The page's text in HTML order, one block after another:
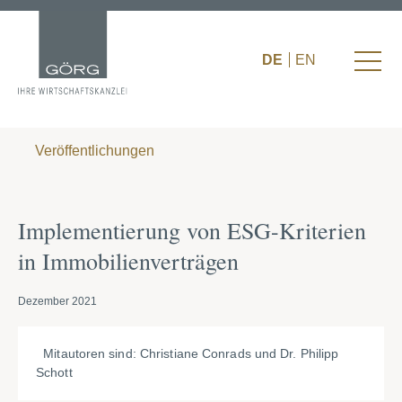
DE EN
Veröffentlichungen
Implementierung von ESG-Kriterien
in Immobilienverträgen
Dezember 2021
Mitautoren sind: Christiane Conrads und Dr. Philipp
Schott